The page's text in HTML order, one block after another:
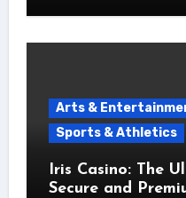
Arts &
Sports & Athletics
Iris Casino: The
Secure and